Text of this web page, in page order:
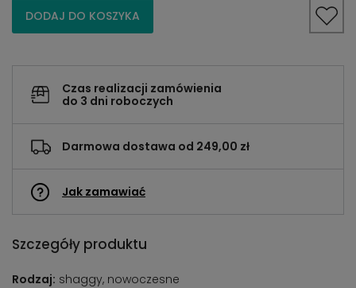
DODAJ DO KOSZYKA
Czas realizacji zamówienia
do 3 dni roboczych
Darmowa dostawa od 249,00 zł
Jak zamawiać
Szczegóły produktu
Rodzaj: shaggy, nowoczesne